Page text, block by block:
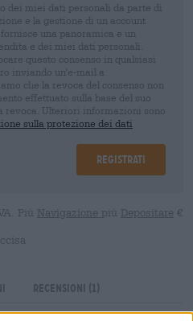
dei miei dati personali da parte di
e la gestione di un account
una panoramica e un
e dei miei dati personali.
questo consenso in qualsiasi
inviando un'e-mail a
che la revoca del consenso non
effettuato sulla base del suo
revoca. Ulteriori informazioni sono
sulla protezione dei dati
Registrati
Più Navigazione più Depositare €
Recensioni (1)